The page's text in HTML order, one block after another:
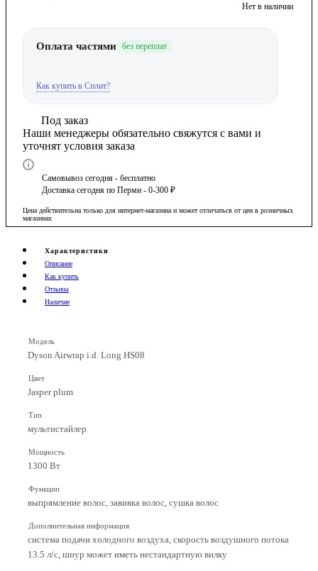
Нет в наличии
Оплата частями без переплат
Как купить в Сплит?
Под заказ
Наши менеджеры обязательно свяжутся с вами и
уточнят условия заказа
Самовывоз сегодня - бесплатно
Доставка сегодня по Перми - 0-300 ₽
Цена действительна только для интернет-магазина и может отличаться от цен в розничных
магазинах
Характеристики
Описание
Как купить
Отзывы
Наличие
Модель
Dyson Airwrap i.d. Long HS08
Цвет
Jasper plum
Тип
мультистайлер
Мощность
1300 Вт
Функции
выпрямление волос, завивка волос, сушка волос
Дополнительная информация
система подачи холодного воздуха, скорость воздушного потока
13.5 л/с, шнур может иметь нестандартную вилку